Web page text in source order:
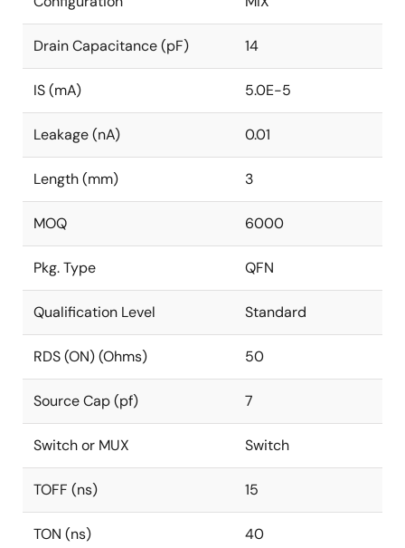
Drain Capacitance (pF) 14
IS (mA) 5.0E-5
Leakage (nA) 0.01
Length (mm) 3
MOQ 6000
Pkg. Type QFN
Qualification Level Standard
RDS (ON) (Ohms) 50
Source Cap (pf) 7
Switch or MUX Switch
TOFF (ns) 15
TON (ns) 40